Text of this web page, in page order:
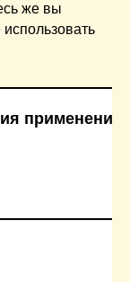
же вы
применения